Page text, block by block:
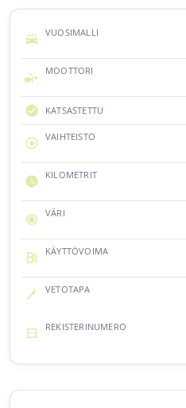
VUOSIMALLI
MOOTTORI
KATSASTETTU
VAIHTEISTO
KILOMETRIT
VÄRI
KÄYTTÖVOIMA
VETOTAPA
REKISTERINUMERO